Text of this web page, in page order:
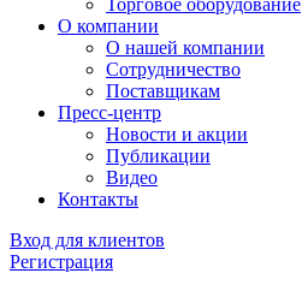
Торговое оборудование
О компании
О нашей компании
Сотрудничество
Поставщикам
Пресс-центр
Новости и акции
Публикации
Видео
Контакты
Вход для клиентов
Регистрация